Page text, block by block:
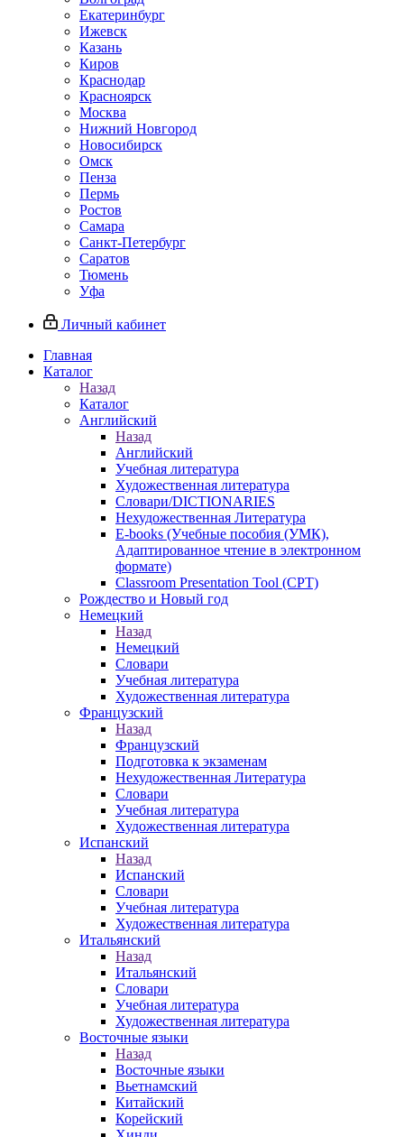
Екатеринбург
Ижевск
Казань
Киров
Краснодар
Красноярск
Москва
Нижний Новгород
Новосибирск
Омск
Пенза
Пермь
Ростов
Самара
Санкт-Петербург
Саратов
Тюмень
Уфа
Личный кабинет
Главная
Каталог
Назад
Каталог
Английский
Назад
Английский
Учебная литература
Художественная литература
Словари/DICTIONARIES
Нехудожественная Литература
E-books (Учебные пособия (УМК),
Адаптированное чтение в электронном
формате)
Classroom Presentation Tool (CPT)
Рождество и Новый год
Немецкий
Назад
Немецкий
Словари
Учебная литература
Художественная литература
Французский
Назад
Французский
Подготовка к экзаменам
Нехудожественная Литература
Словари
Учебная литература
Художественная литература
Испанский
Назад
Испанский
Словари
Учебная литература
Художественная литература
Итальянский
Назад
Итальянский
Словари
Учебная литература
Художественная литература
Восточные языки
Назад
Восточные языки
Вьетнамский
Китайский
Корейский